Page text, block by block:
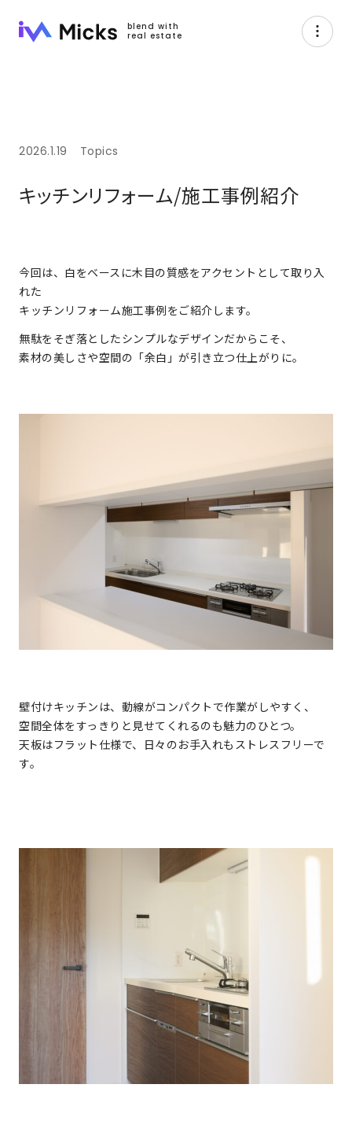
blend with
real estate
2026.1.19 Topics
キッチンリフォーム/施工事例紹介
今回は、白をベースに木目の質感をアクセントとして取り入
れた
キッチンリフォーム施工事例をご紹介します。
無駄をそぎ落としたシンプルなデザインだからこそ、
素材の美しさや空間の「余白」が引き立つ仕上がりに。
壁付けキッチンは、動線がコンパクトで作業がしやすく、
空間全体をすっきりと見せてくれるのも魅力のひとつ。
天板はフラット仕様で、日々のお手入れもストレスフリーで
す。